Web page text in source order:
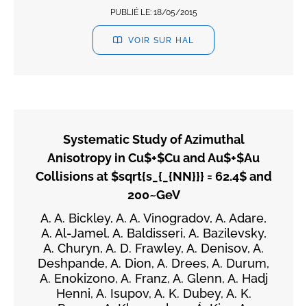
PUBLIÉ LE: 18/05/2015
VOIR SUR HAL
Systematic Study of Azimuthal
Anisotropy in Cu$+$Cu and Au$+$Au
Collisions at $sqrt{s_{_{NN}}} = 62.4$ and
200~GeV
A. A. Bickley, A. A. Vinogradov, A. Adare,
A. Al-Jamel, A. Baldisseri, A. Bazilevsky,
A. Churyn, A. D. Frawley, A. Denisov, A.
Deshpande, A. Dion, A. Drees, A. Durum,
A. Enokizono, A. Franz, A. Glenn, A. Hadj
Henni, A. Isupov, A. K. Dubey, A. K.